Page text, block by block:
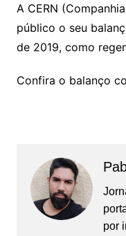
A CERN
público o seu
de 2019, como
Confira o balanço
por